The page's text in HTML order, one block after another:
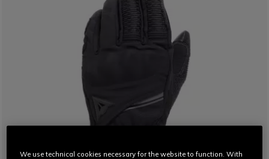
We use technical cookies necessary for the website to function. With